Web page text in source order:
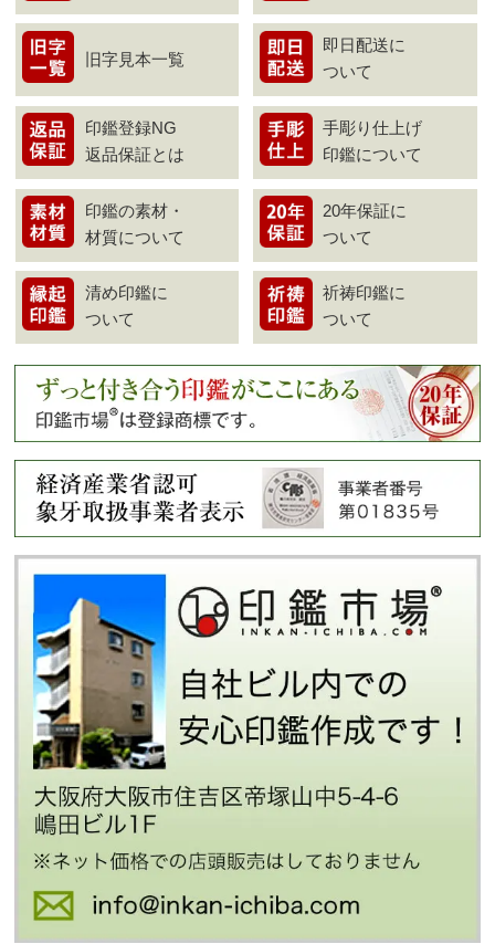
旧字見本一覧
即日配送に
ついて
印鑑登録NG
返品保証とは
手彫り仕上げ
印鑑について
印鑑の素材・
材質について
20年保証に
ついて
清め印鑑に
ついて
祈祷印鑑に
ついて